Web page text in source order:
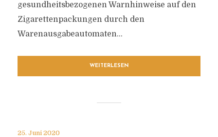
gesundheitsbezogenen Warnhinweise auf den
Zigarettenpackungen durch den
Warenausgabeautomaten...
WEITERLESEN
25. Juni 2020